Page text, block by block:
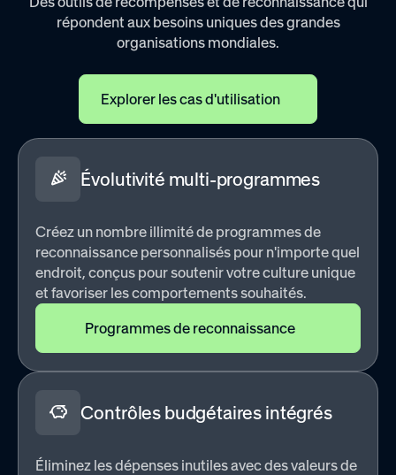
répondent aux besoins uniques des grandes
organisations mondiales.
Explorer les cas d'utilisation
Évolutivité multi-programmes
Créez un nombre illimité de programmes de
reconnaissance personnalisés pour n'importe quel
endroit, conçus pour soutenir votre culture unique
et favoriser les comportements souhaités.
Programmes de reconnaissance
Contrôles budgétaires intégrés
Éliminez les dépenses inutiles avec des valeurs de